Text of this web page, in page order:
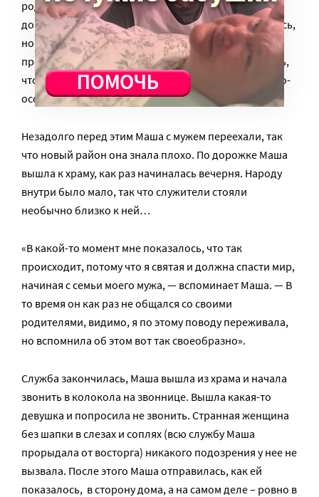
родственников — отец снова приехал и предложил
дочери поехать домой к родителям. Маша отказалась,
но отпустила внука к бабушке и дедушке, немного
проводила родных от подъезда, и уже развернулась,
чтобы идти домой, но… В этот момент свет как-то по-
особенному лег на дорожку, это точно был знак!
Незадолго перед этим Маша с мужем переехали, так
что новый район она знала плохо. По дорожке Маша
вышла к храму, как раз начиналась вечерня. Народу
внутри было мало, так что служители стояли
необычно близко к ней…
«В какой-то момент мне показалось, что так
происходит, потому что я святая и должна спасти мир,
начиная с семьи моего мужа, — вспоминает Маша. — В
то время он как раз не общался со своими
родителями, видимо, я по этому поводу переживала,
но вспомнила об этом вот так своеобразно».
Служба закончилась, Маша вышла из храма и начала
звонить в колокола на звоннице. Вышла какая-то
девушка и попросила не звонить. Странная женщина
без шапки в слезах и соплях (всю службу Маша
прорыдала от восторга) никакого подозрения у нее не
вызвала. После этого Маша отправилась, как ей
показалось, в сторону дома, а на самом деле – ровно в